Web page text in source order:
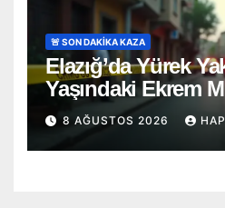
🚨 SON DAKİKA KAZA
Elazığ’da Yürek
Yaşındaki Ekrem
Altında Can Verdi
8 AĞUSTOS 2026